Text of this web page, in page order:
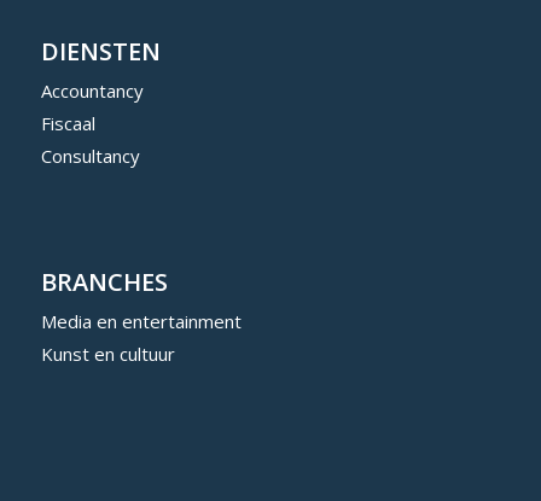
DIENSTEN
Accountancy
Fiscaal
Consultancy
BRANCHES
Media en entertainment
Kunst en cultuur